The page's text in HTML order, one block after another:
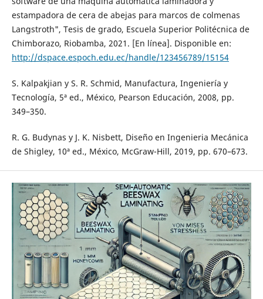
estampadora de cera de abejas para marcos de colmenas
Langstroth", Tesis de grado, Escuela Superior Politécnica de
Chimborazo, Riobamba, 2021. [En línea]. Disponible en:
http://dspace.espoch.edu.ec/handle/123456789/15154
S. Kalpakjian y S. R. Schmid, Manufactura, Ingeniería y
Tecnología, 5ª ed., México, Pearson Educación, 2008, pp.
349–350.
R. G. Budynas y J. K. Nisbett, Diseño en Ingenieria Mecánica
de Shigley, 10ª ed., México, McGraw-Hill, 2019, pp. 670–673.